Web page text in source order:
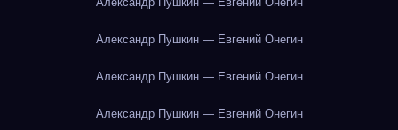
Александр Пушкин — Евгений Онегин
Александр Пушкин — Евгений Онегин
Александр Пушкин — Евгений Онегин